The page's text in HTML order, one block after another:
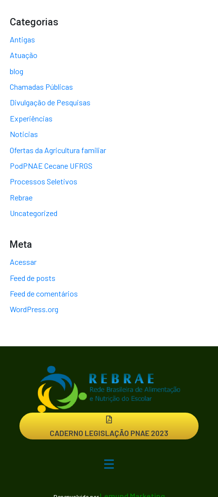
Categorias
Antigas
Atuação
blog
Chamadas Públicas
Divulgação de Pesquisas
Experiências
Noticias
Ofertas da Agricultura familiar
PodPNAE Cecane UFRGS
Processos Seletivos
Rebrae
Uncategorized
Meta
Acessar
Feed de posts
Feed de comentários
WordPress.org
CADERNO LEGISLAÇÃO PNAE 2023